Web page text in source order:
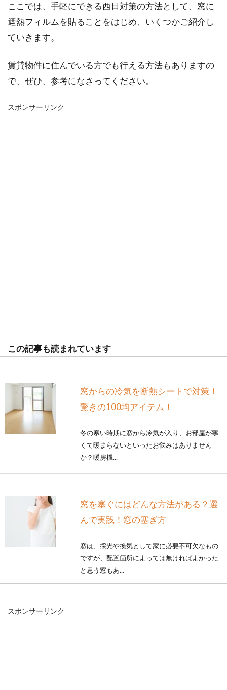
ここでは、手軽にできる西日対策の方法として、窓に
遮熱フィルムを貼ることをはじめ、いくつかご紹介し
ていきます。
賃貸物件に住んでいる方でも行える方法もありますの
で、ぜひ、参考になさってください。
スポンサーリンク
この記事も読まれています
窓からの冷気を断熱シートで対策！
驚きの100均アイテム！
冬の寒い時期に窓から冷気が入り、お部屋が寒
くて暖まらないといったお悩みはありません
か？暖房機...
窓を塞ぐにはどんな方法がある？選
んで実践！窓の塞ぎ方
窓は、採光や換気として家に必要不可欠なもの
ですが、配置箇所によっては無ければよかった
と思う窓もあ...
スポンサーリンク